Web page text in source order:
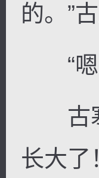
的。”
“嗯
古寒
长大了